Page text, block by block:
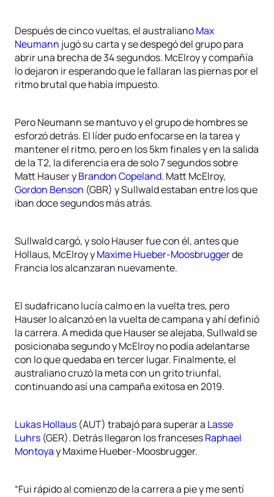
Después de cinco vueltas, el australianoMax
Neumann jugó su carta y se despegó del grupo para
abrir una brecha de 34 segundos. McElroy y compañía
lo dejaron ir esperando que le fallaran las piernas por el
ritmo brutal que había impuesto.
Pero Neumann se mantuvo y el grupo de hombres se
esforzó detrás. El líder pudo enfocarse en la tarea y
mantener el ritmo, pero en los 5km finales y en la salida
de la T2, la diferencia era de solo 7 segundos sobre
Matt Hauser yBrandon Copeland. Matt McElroy,
Gordon Benson (GBR) y Sullwald estaban entre los que
iban doce segundos más atrás.
Sullwald cargó, y solo Hauser fue con él, antes que
Hollaus, McElroy yMaxime Hueber-Moosbruggerde
Francia los alcanzaran nuevamente.
El sudafricano lucía calmo en la vuelta tres, pero
Hauser lo alcanzó en la vuelta de campana y ahí definió
la carrera. A medida que Hauser se alejaba, Sullwald se
posicionaba segundo y McElroy no podía adelantarse
con lo que quedaba en tercer lugar. Finalmente, el
australiano cruzó la meta con un grito triunfal,
continuando así una campaña exitosa en 2019.
Lukas Hollaus (AUT) trabajó para superar a Lasse
Luhrs (GER). Detrás llegaron los francesesRaphael
Montoyay Maxime Hueber-Moosbrugger.
“Fui rápido al comienzo de la carrera a pie y me sentí